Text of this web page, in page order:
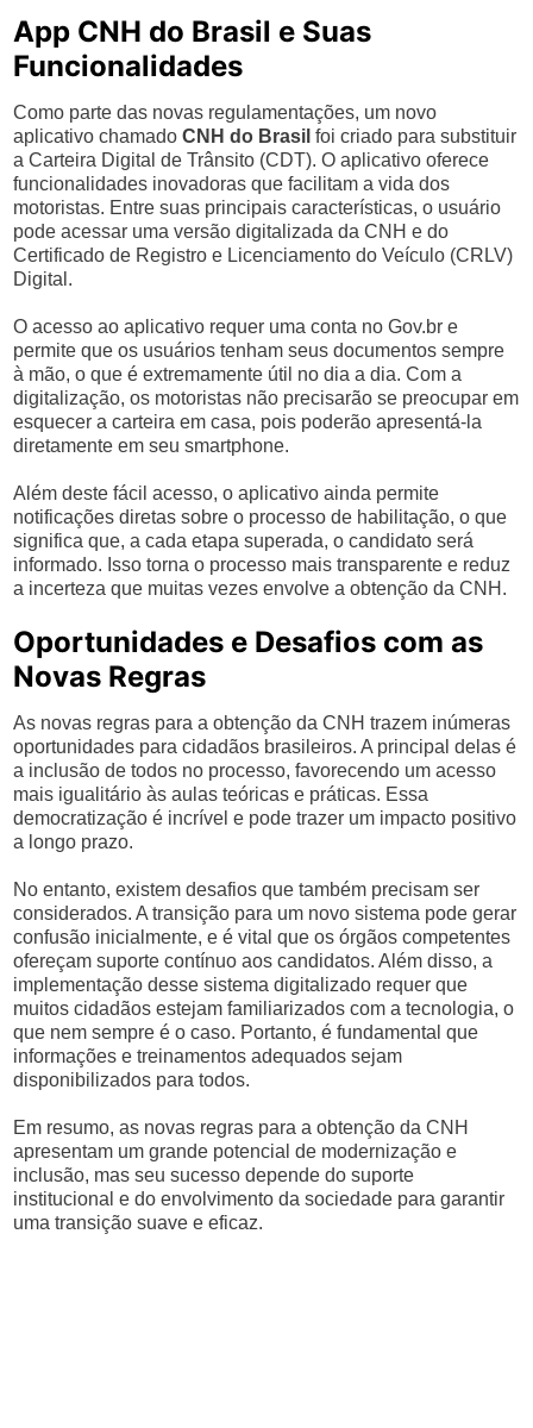
App CNH do Brasil e Suas
Funcionalidades
Como parte das novas regulamentações, um novo
aplicativo chamadoCNH do Brasil foi criado para substituir
a Carteira Digital de Trânsito (CDT). O aplicativo oferece
funcionalidades inovadoras que facilitam a vida dos
motoristas. Entre suas principais características, o usuário
pode acessar uma versão digitalizada da CNH e do
Certificado de Registro e Licenciamento do Veículo (CRLV)
Digital.
O acesso ao aplicativo requer uma conta no Gov.br e
permite que os usuários tenham seus documentos sempre
à mão, o que é extremamente útil no dia a dia. Com a
digitalização, os motoristas não precisarão se preocupar em
esquecer a carteira em casa, pois poderão apresentá-la
diretamente em seu smartphone.
Além deste fácil acesso, o aplicativo ainda permite
notificações diretas sobre o processo de habilitação, o que
significa que, a cada etapa superada, o candidato será
informado. Isso torna o processo mais transparente e reduz
a incerteza que muitas vezes envolve a obtenção da CNH.
Oportunidades e Desafios com as
Novas Regras
As novas regras para a obtenção da CNH trazem inúmeras
oportunidades para cidadãos brasileiros. A principal delas é
a inclusão de todos no processo, favorecendo um acesso
mais igualitário às aulas teóricas e práticas. Essa
democratização é incrível e pode trazer um impacto positivo
a longo prazo.
No entanto, existem desafios que também precisam ser
considerados. A transição para um novo sistema pode gerar
confusão inicialmente, e é vital que os órgãos competentes
ofereçam suporte contínuo aos candidatos. Além disso, a
implementação desse sistema digitalizado requer que
muitos cidadãos estejam familiarizados com a tecnologia, o
que nem sempre é o caso. Portanto, é fundamental que
informações e treinamentos adequados sejam
disponibilizados para todos.
Em resumo, as novas regras para a obtenção da CNH
apresentam um grande potencial de modernização e
inclusão, mas seu sucesso depende do suporte
institucional e do envolvimento da sociedade para garantir
uma transição suave e eficaz.